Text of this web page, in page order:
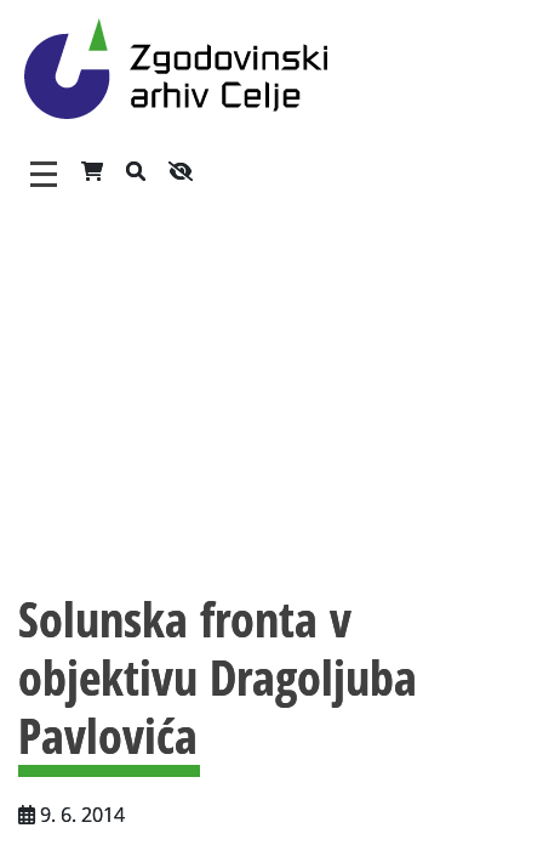
Zgodovinski arhiv Celje –
Glavni meni
Vloga za upravne namene
Vloga za čitalnico
Vodnik po fondih in zbirkah
VAČ – VIRTUALNA ARHIVSKA ČITALNICA
Za ustvarjalce
Solunska fronta v
objektivu Dragoljuba
Pavlovića
9. 6. 2014